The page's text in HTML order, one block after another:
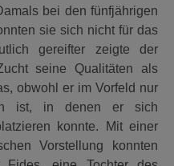
bei den fünfjährigen
sie sich nicht für das
gereifter zeigte der
seine Qualitäten als
obwohl er im Vorfeld nur
ist, in denen er sich
konnte. Mit einer
Vorstellung konnten